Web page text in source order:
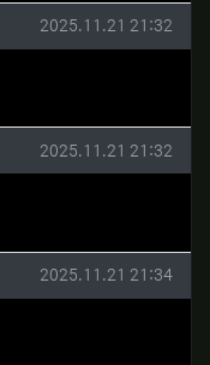
작성일
2025.11.21 21:32
작성일
2025.11.21 21:32
작성일
2025.11.21 21:34